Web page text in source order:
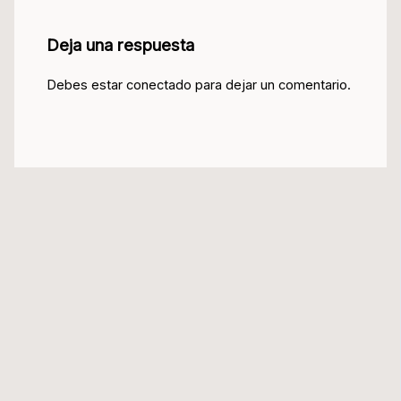
Deja una respuesta
Debes estar conectado para dejar un comentario.